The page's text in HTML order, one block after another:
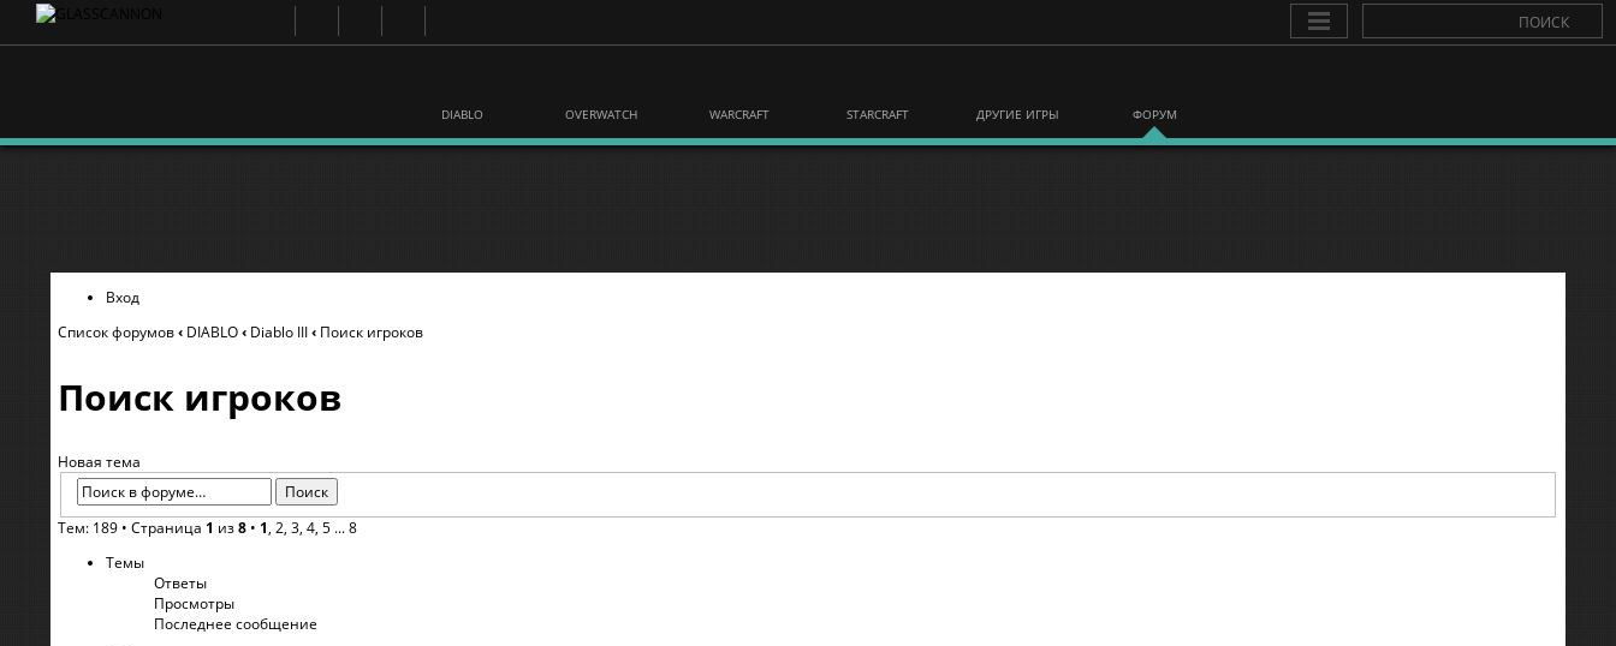
DIABLO OVERWATCH WARCRAFT STARCRAFT ДРУГИЕ ИГРЫ ФОРУМ
Вход
Список форумов‹ DIABLO‹ Diablo III‹ Поиск игроков
Поиск игроков
Новая тема
Тем: 189 • Страница 1 из8 • 1, 2, 3, 4, 5 ...8
Темы
Ответы
Просмотры
Последнее сообщение